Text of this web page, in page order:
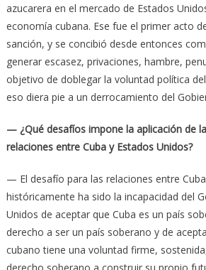
azucarera en el mercado de Estados
economía cubana. Ese fue el primer acto
sanción, y se concibió desde entonces
generar escasez, privaciones, hambre,
objetivo de doblegar la voluntad política
eso diera pie a un derrocamiento del
— ¿Qué desafíos impone la aplicación de
relaciones entre Cuba y Estados Unidos?
— El desafío para las relaciones entre
históricamente ha sido la incapacidad del
Unidos de aceptar que Cuba es un país
derecho a ser un país soberano y de
cubano tiene una voluntad firme,
derecho soberano a construir su propio